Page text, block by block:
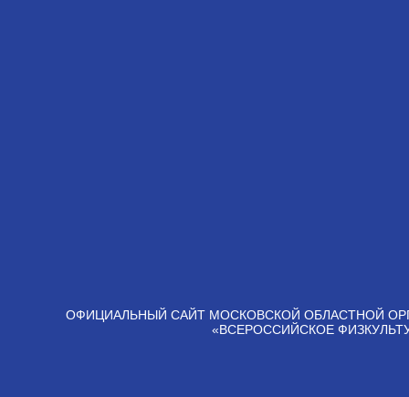
ОФИЦИАЛЬНЫЙ САЙТ МОСКОВСКОЙ ОБЛАСТНОЙ
«ВСЕРОССИЙСКОЕ